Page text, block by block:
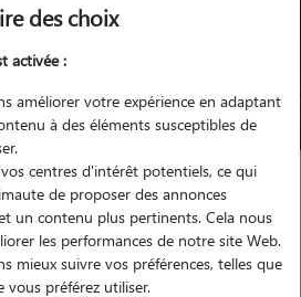
mon Pet Sitter
sitter qui n'existe plus
des choix
activée :
améliorer votre expérience en adaptant
à des éléments susceptibles de
centres d'intérêt potentiels, ce qui
de proposer des annonces
un contenu plus pertinents. Cela nous
les performances de notre site Web.
mieux suivre vos préférences, telles que
vous préférez utiliser.